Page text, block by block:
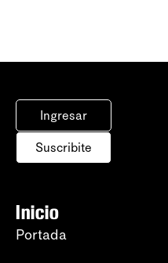
Ingresar
Suscribite
Inicio
Portada